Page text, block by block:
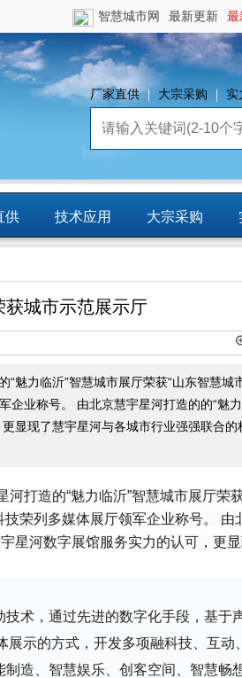
最
最新更新
智慧城市网
厂家直供 大宗采购 实
供 技术应用 大宗采购
城市示范展示厅
魅力临沂”智慧城市展厅荣获“山东智慧城
企业称号。 由北京慧宇星河打造的的“魅
显现了慧宇星河与各城市行业强强联合的
打造的“魅力临沂”智慧城市展厅荣
技荣列多媒体展厅领军企业称号。 由
星河数字展馆服务实力的认可，更
术，通过先进的数字化手段，基于声
示的方式，开发多项融科技、互动
造、智慧娱乐、创客空间、智慧畅